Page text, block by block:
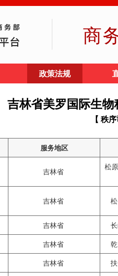
商
政策法规
吉林省美罗国际生
【 秩
服务地区
吉林省 松
吉林省
吉林省
吉林省
吉林省